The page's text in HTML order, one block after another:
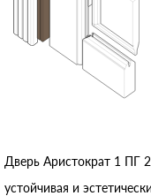
Дверь Аристократ 1 ПГ
устойчивая и